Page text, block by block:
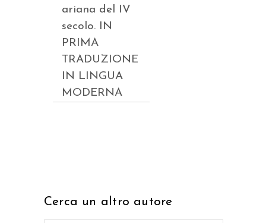
ariana del IV
secolo. IN
PRIMA
TRADUZIONE
IN LINGUA
MODERNA
Cerca un altro autore